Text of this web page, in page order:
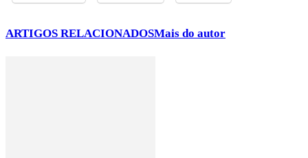
ARTIGOS RELACIONADOSMais do autor